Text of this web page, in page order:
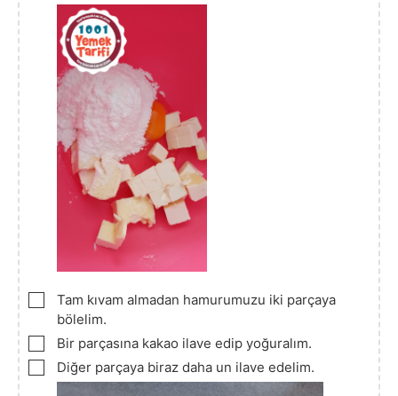
▢
Tam kıvam almadan hamurumuzu iki parçaya
bölelim.
▢
Bir parçasına kakao ilave edip yoğuralım.
▢
Diğer parçaya biraz daha un ilave edelim.